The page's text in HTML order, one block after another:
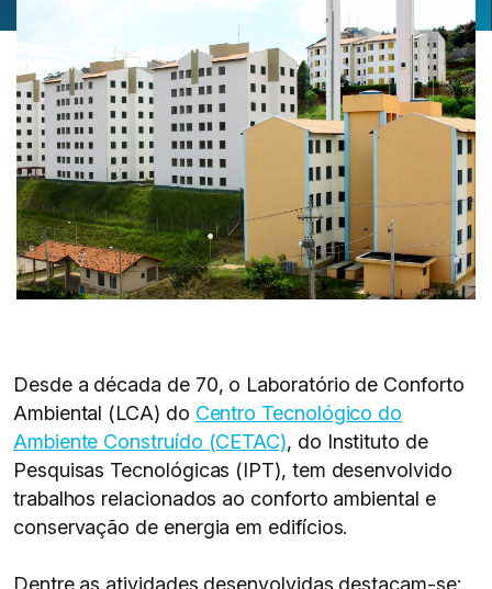
Desde a década de 70, o Laboratório de Conforto
Ambiental (LCA) do Centro Tecnológico do
Ambiente Construído (CETAC), do Instituto de
Pesquisas Tecnológicas (IPT), tem desenvolvido
trabalhos relacionados ao conforto ambiental e
conservação de energia em edifícios.
Dentre as atividades desenvolvidas destacam-se: